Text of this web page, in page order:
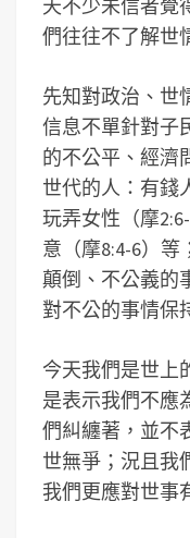
天不少未信者覺
們往往不了解世
先知對政治、世
信息不單針對子
的不公平、經濟
世代的人：有錢
玩弄女性（摩
意（摩8:4-6）
顛倒、不公義的
對不公的事情保
今天我們是世上
是表示我們不應
們糾纏著，並不
世無爭；況且我
我們更應對世事